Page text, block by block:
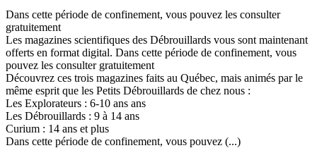
Dans cette période de confinement, vous pouvez les consulter
gratuitement
Les magazines scientifiques des Débrouillards vous sont maintenant
offerts en format digital. Dans cette période de confinement, vous
pouvez les consulter gratuitement
Découvrez ces trois magazines faits au Québec, mais animés par le
même esprit que les Petits Débrouillards de chez nous :
Les Explorateurs : 6-10 ans ans
Les Débrouillards : 9 à 14 ans
Curium : 14 ans et plus
Dans cette période de confinement, vous pouvez (...)